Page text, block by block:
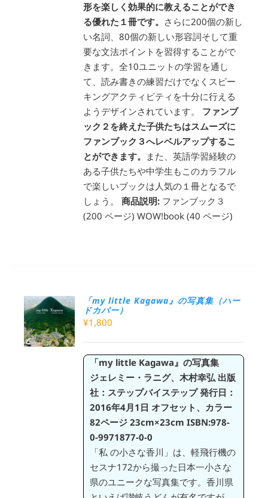
形を楽しく効果的に教えることができ
る優れた１冊です。 さらに200個の新し
い名詞、80個の新しい形容詞そして重
要な文法ポイントを習得することがで
きます。全10ユニットの学習を通し
て、読み書きの練習だけでなくスピー
キングアクティビティを十分に行える
ようデザインされています。 ファンブ
ック２を終えた子供たちはスムーズに
ファンブック３へレベルアップするこ
とができます。 また、英語学習経験の
ある子供たちや中学生もこのカラフル
で楽しいブックは人気の１冊となるで
しょう。商品説明: ファンブック３
(200 ページ) WOW!book (40 ページ)
「my little Kagawa』の写真集（ハー
ドカバー）
¥1,800
「my little Kagawa』の写真集
ジェレミー・ラニグ、木村幸弘 出版
社：ステップバイステップ 発行日：
2016年4月1日 オフセット、カラー
82ページ 23cm×23cm ISBN:978-
0-9971877-0-0
「私 の小さな香川」は、軽飛行機の
セスナ172から撮った日本一小さな
県のユニークな写真集です。香川県